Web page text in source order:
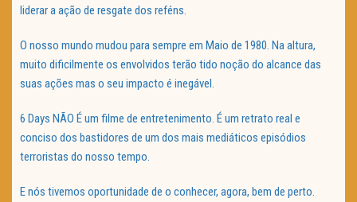
liderar a ação de resgate dos reféns.
O nosso mundo mudou para sempre em Maio de 1980. Na altura,
muito dificilmente os envolvidos terão tido noção do alcance das
suas ações mas o seu impacto é inegável.
6 Days NÃO É um filme de entretenimento. É um retrato real e
conciso dos bastidores de um dos mais mediáticos episódios
terroristas do nosso tempo.
E nós tivemos oportunidade de o conhecer, agora, bem de perto.